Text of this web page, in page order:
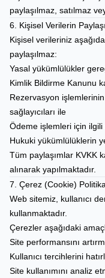
paylaşılmaz, satılmaz
6. Kişisel Verilerin
Kişisel verileriniz
paylaşılmaz:
Yasal yükümlülükler
Kimlik Bildirme Kanunu
Rezervasyon
sağlayıcıları ile
Ödeme işlemleri için
Hukuki yükümlülüklerin
Tüm paylaşımlar KVKK
alınarak yapılmaktadır.
7. Çerez (Cookie)
Web sitemiz, kullanıcı
kullanmaktadır.
Çerezler aşağıdaki
Site performansını
Kullanıcı tercihlerini
Site kullanımını analiz